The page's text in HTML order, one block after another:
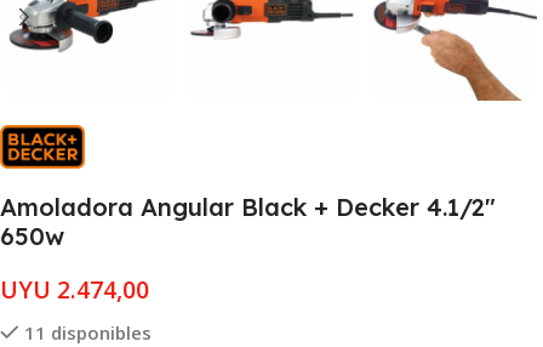
Amoladora Angular Black + Decker 4.1/2″
650w
UYU 2.474,00
11 disponibles